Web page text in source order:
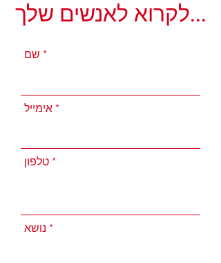
לקרוא לאנשים שלך...
שם
אימייל
טלפון
נושא